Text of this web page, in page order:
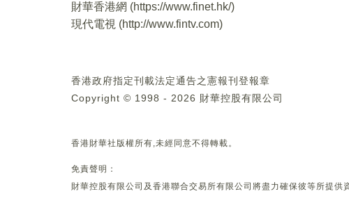
財華香港網 (https://www.finet.hk/)
現代電視 (http://www.fintv.com)
香港政府指定刊載法定通告之憲報刊登報章
Copyright © 1998 - 2026 財華控股有限公司
香港財華社版權所有,未經同意不得轉載。
免責聲明：
財華控股有限公司及香港聯合交易所有限公司將盡力確保彼等所提